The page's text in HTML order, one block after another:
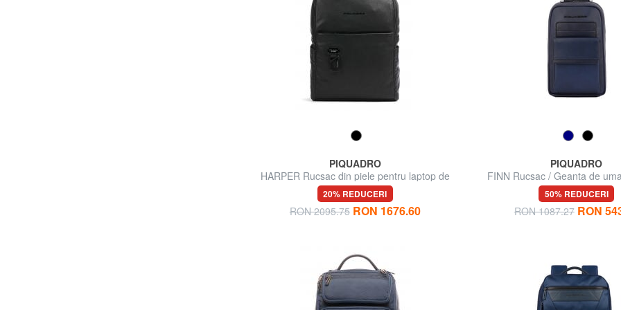
PIQUADRO
HARPER Rucsac din piele pentru laptop de
15,6".
20% REDUCERI
RON 2095.75 RON 1676.60
PIQUADRO
FINN Rucsac / Geanta de
50% REDUCERI
RON 1087.27 RON